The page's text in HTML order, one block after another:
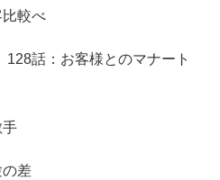
比較べ
128話：お客様とのマナート
手
の差